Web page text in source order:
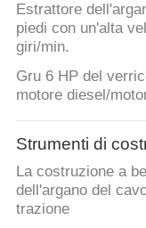
Estrattore
piedi con un'alta
giri/min.
Gru 6 HP del
motore diesel/
Strumenti di
La costruzione a
dell'argano del
trazione